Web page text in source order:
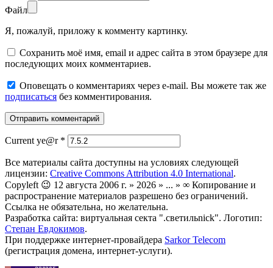
Файл
Я, пожалуй, приложу к комменту картинку.
Сохранить моё имя, email и адрес сайта в этом браузере для
последующих моих комментариев.
Оповещать о комментариях через e-mail. Вы можете так же
подписаться без комментирования.
Current ye@r *
Все материалы сайта доступны на условиях следующей
лицензии: Creative Commons Attribution 4.0 International.
Copyleft 😉 12 августа 2006 г. » 2026 » ... » ∞ Копирование и
распространение материалов разрешено без ограничений.
Ссылка не обязательна, но желательна.
Разработка сайта: виртуальная секта ".светильnick". Логотип:
Степан Евдокимов.
При поддержке интернет-провайдера Sarkor Telecom
(регистрация домена, интернет-услуги).